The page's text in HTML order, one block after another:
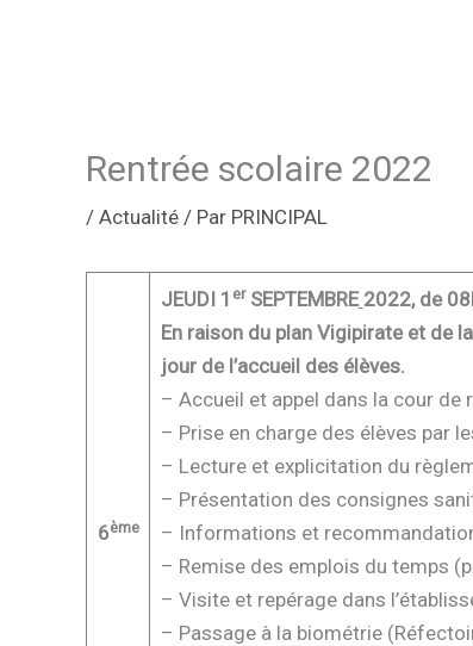
Rentrée scolaire 2022
/ Actualité / Par PRINCIPAL
6ème
JEUDI 1 erSEPTEMBRE 2022, de
En raison du plan Vigipirate et de
jour de l’accueil des élèves.
– Accueil et appel dans la cour de
– Prise en charge des élèves par
– Lecture et explicitation du
– Présentation des consignes
– Informations et
– Remise des emplois du temps
– Visite et repérage dans
– Passage à la biométrie